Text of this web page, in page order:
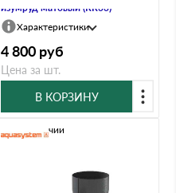
изумруд матовый (RR33)
Характеристики
4 800 руб
Цена за шт.
В КОРЗИНУ
В наличии